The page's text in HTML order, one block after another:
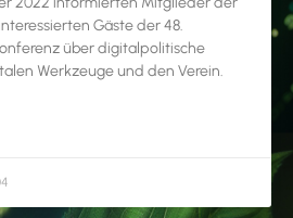
Gäste der 48.
über digitalpolitische
Werkzeuge und den Verein.